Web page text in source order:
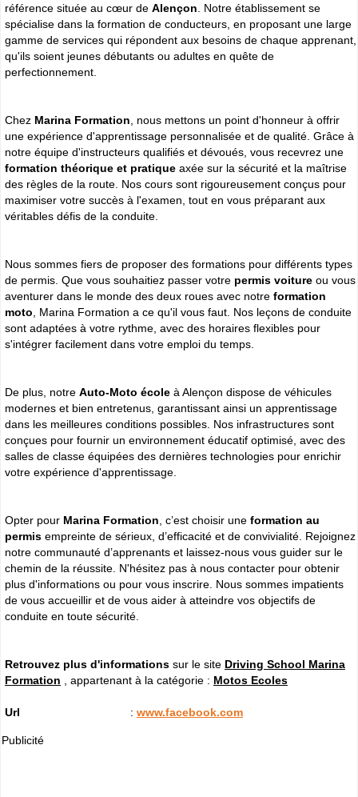
référence située au cœur de Alençon . Notre établissement se
spécialise dans la formation de conducteurs, en proposant une large
gamme de services qui répondent aux besoins de chaque apprenant,
qu'ils soient jeunes débutants ou adultes en quête de
perfectionnement.
Chez Marina Formation , nous mettons un point d'honneur à offrir
une expérience d'apprentissage personnalisée et de qualité. Grâce à
notre équipe d'instructeurs qualifiés et dévoués, vous recevrez une
formation théorique et pratique axée sur la sécurité et la maîtrise
des règles de la route. Nos cours sont rigoureusement conçus pour
maximiser votre succès à l'examen, tout en vous préparant aux
véritables défis de la conduite.
Nous sommes fiers de proposer des formations pour différents types
de permis. Que vous souhaitiez passer votre permis voiture ou vous
aventurer dans le monde des deux roues avec notre formation
moto , Marina Formation a ce qu'il vous faut. Nos leçons de conduite
sont adaptées à votre rythme, avec des horaires flexibles pour
s'intégrer facilement dans votre emploi du temps.
De plus, notre Auto-Moto école à Alençon dispose de véhicules
modernes et bien entretenus, garantissant ainsi un apprentissage
dans les meilleures conditions possibles. Nos infrastructures sont
conçues pour fournir un environnement éducatif optimisé, avec des
salles de classe équipées des dernières technologies pour enrichir
votre expérience d'apprentissage.
Opter pour Marina Formation , c’est choisir une formation au
permis empreinte de sérieux, d’efficacité et de convivialité. Rejoignez
notre communauté d’apprenants et laissez-nous vous guider sur le
chemin de la réussite. N'hésitez pas à nous contacter pour obtenir
plus d'informations ou pour vous inscrire. Nous sommes impatients
de vous accueillir et de vous aider à atteindre vos objectifs de
conduite en toute sécurité.
Retrouvez plus d'informations sur le site Driving School Marina
Formation , appartenant à la catégorie : Motos Ecoles
Url : www.facebook.com
Publicité